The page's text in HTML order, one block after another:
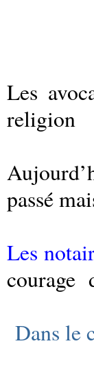
Les
religion
passé
Les
courage
Dans le